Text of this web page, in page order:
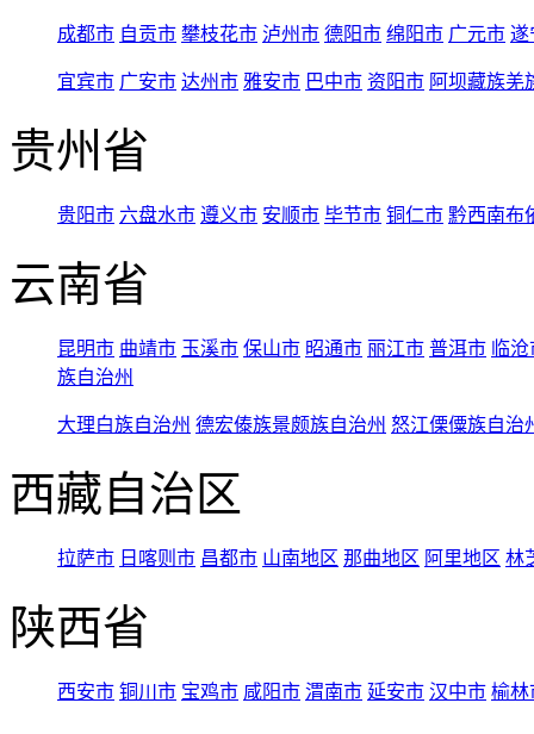
成都市 自贡市 攀枝花市 泸州市 德阳市 绵阳市 广元市 遂
宜宾市 广安市 达州市 雅安市 巴中市 资阳市 阿坝藏族羌
贵州省
贵阳市 六盘水市 遵义市 安顺市 毕节市 铜仁市 黔西南布
云南省
昆明市 曲靖市 玉溪市 保山市 昭通市 丽江市 普洱市 临
族自治州
大理白族自治州 德宏傣族景颇族自治州 怒江傈僳族自治
西藏自治区
拉萨市 日喀则市 昌都市 山南地区 那曲地区 阿里地区 林
陕西省
西安市 铜川市 宝鸡市 咸阳市 渭南市 延安市 汉中市 榆林